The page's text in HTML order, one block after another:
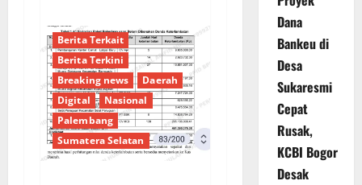
Berita Terkait
Berita Terkini
Breaking news
Daerah
Digital
Nasional
Palembang
Sumatera Selatan
Dana
Bankeu di
Desa
Sukaresmi
Cepat
Rusak,
KCBI Bogor
Desak